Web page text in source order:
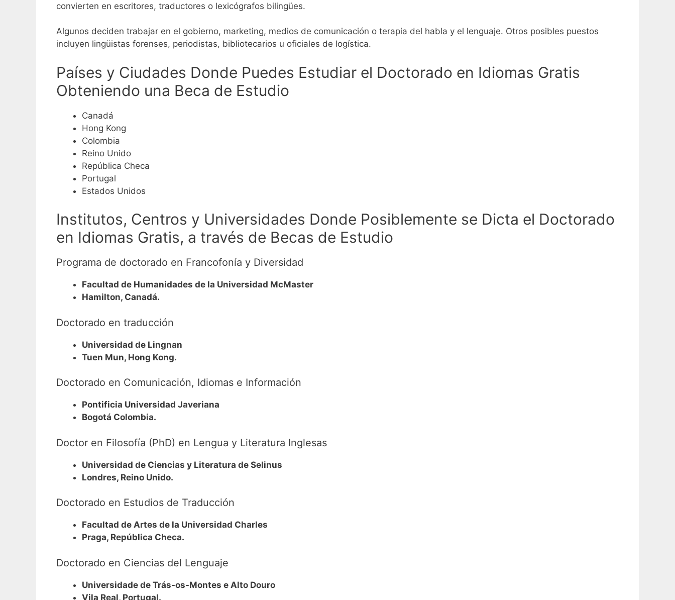
convierten en escritores, traductores o lexicógrafos bilingües.
Algunos deciden trabajar en el gobierno, marketing, medios de comunicación o terapia del habla y el lenguaje. Otros posibles puestos
incluyen lingüistas forenses, periodistas, bibliotecarios u oficiales de logística.
Países y Ciudades Donde Puedes Estudiar el Doctorado en Idiomas Gratis
Obteniendo una Beca de Estudio
Canadá
Hong Kong
Colombia
Reino Unido
República Checa
Portugal
Estados Unidos
Institutos, Centros y Universidades Donde Posiblemente se Dicta el Doctorado
en Idiomas Gratis, a través de Becas de Estudio
Programa de doctorado en Francofonía y Diversidad
Facultad de Humanidades de la Universidad McMaster
Hamilton, Canadá.
Doctorado en traducción
Universidad de Lingnan
Tuen Mun, Hong Kong.
Doctorado en Comunicación, Idiomas e Información
Pontificia Universidad Javeriana
Bogotá Colombia.
Doctor en Filosofía (PhD) en Lengua y Literatura Inglesas
Universidad de Ciencias y Literatura de Selinus
Londres, Reino Unido.
Doctorado en Estudios de Traducción
Facultad de Artes de la Universidad Charles
Praga, República Checa.
Doctorado en Ciencias del Lenguaje
Universidade de Trás-os-Montes e Alto Douro
Vila Real, Portugal.